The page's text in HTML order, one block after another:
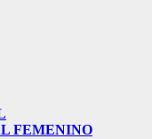
FEMENINO